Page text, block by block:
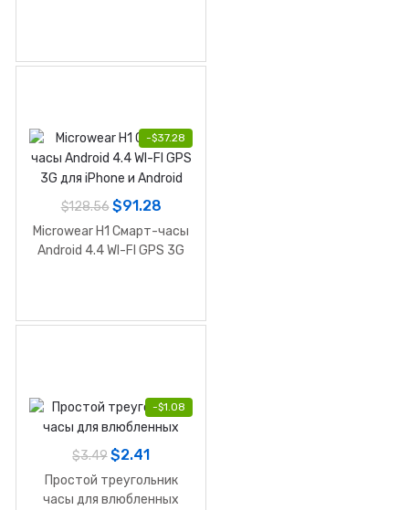
-$37.28
$128.56 $91.28
Microwear H1 Смарт-часы
Android 4.4 WI-FI GPS 3G
-$1.08
$3.49 $2.41
Простой треугольник
часы для влюбленных